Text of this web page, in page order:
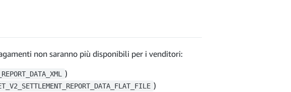
non saranno più disponibili per i venditori:
)
)